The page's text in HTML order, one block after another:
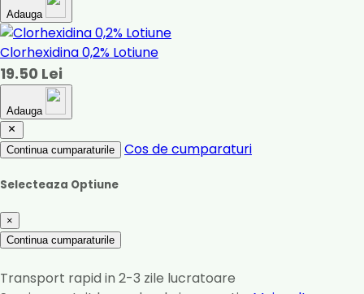
Adauga
Clorhexidina 0,2% Lotiune
19.50 Lei
Adauga
Continua cumparaturile Cos de cumparaturi
Selecteaza Optiune
×
Continua cumparaturile
Transport rapid in 2-3 zile lucratoare